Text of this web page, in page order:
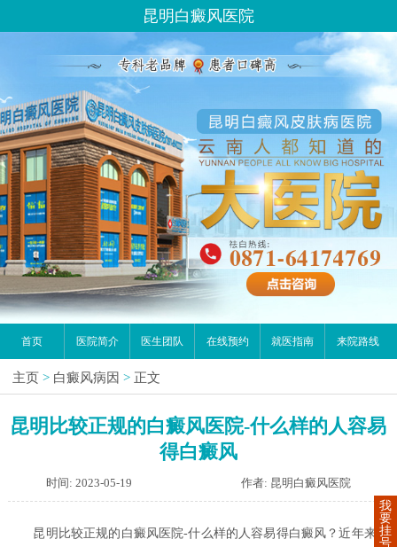
昆明白癜风医院
首页 医院简介 医生团队 在线预约 就医指南 来院路线
主页 > 白癜风病因 > 正文
昆明比较正规的白癜风医院-什么样的人容易
得白癜风
时间: 2023-05-19 作者: 昆明白癜风医院
昆明比较正规的白癜风医院-什么样的人容易得白癜风？近年来，
我
要
挂
号